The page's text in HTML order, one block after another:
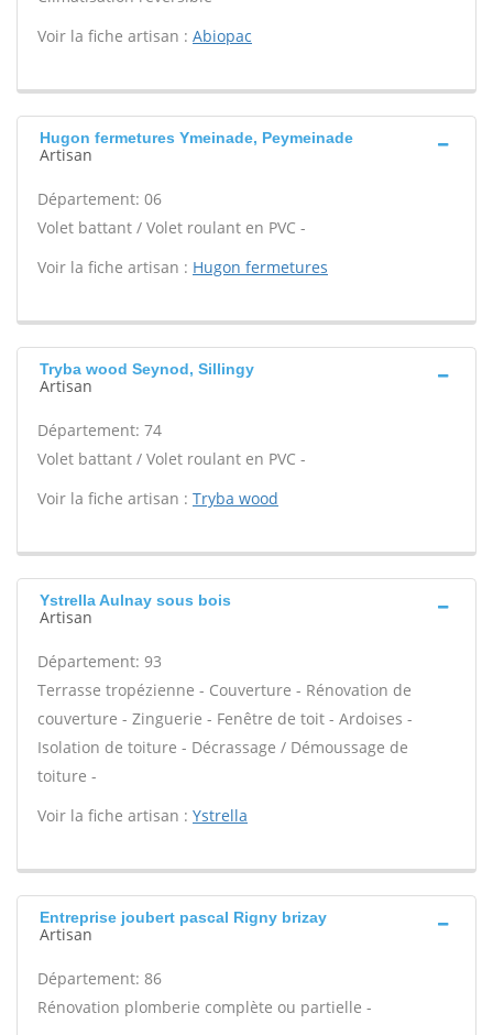
Voir la fiche artisan : Abiopac
Hugon fermetures Ymeinade, Peymeinade
Artisan
Département: 06
Volet battant / Volet roulant en PVC -
Voir la fiche artisan : Hugon fermetures
Tryba wood Seynod, Sillingy
Artisan
Département: 74
Volet battant / Volet roulant en PVC -
Voir la fiche artisan : Tryba wood
Ystrella Aulnay sous bois
Artisan
Département: 93
Terrasse tropézienne - Couverture - Rénovation de
couverture - Zinguerie - Fenêtre de toit - Ardoises -
Isolation de toiture - Décrassage / Démoussage de
toiture -
Voir la fiche artisan : Ystrella
Entreprise joubert pascal Rigny brizay
Artisan
Département: 86
Rénovation plomberie complète ou partielle -